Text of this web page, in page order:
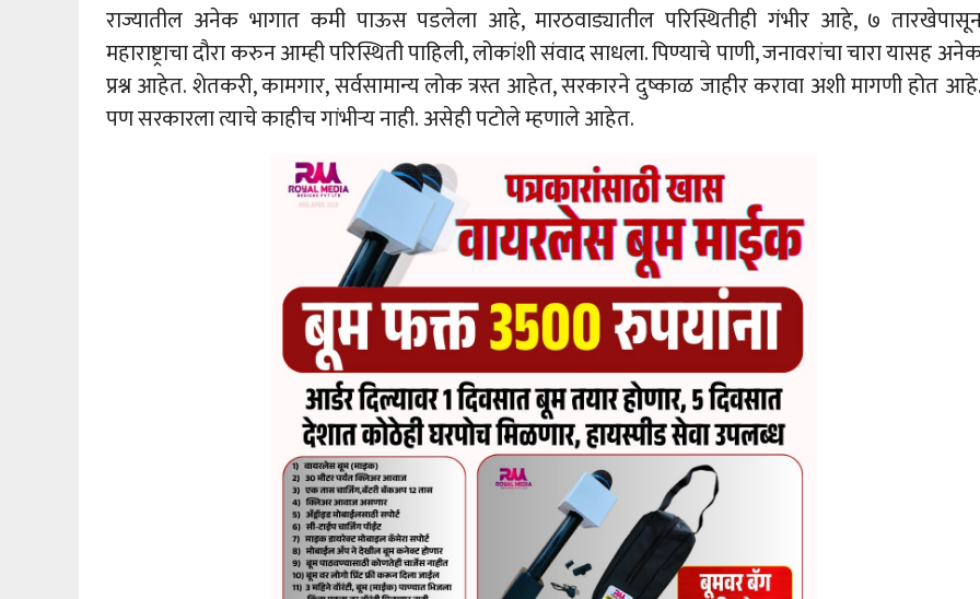
राज्यातील अनेक भागात कमी पाऊस पडलेला आहे, मारठवाड्यातील परिस्थितीही गंभीर आहे, ७
महाराष्ट्राचा दौरा करुन आम्ही परिस्थिती पाहिली, लोकांशी संवाद साधला. पिण्याचे पाणी, जनावरांचा चारा यासह
प्रश्न आहेत. शेतकरी, कामगार, सर्वसामान्य लोक त्रस्त आहेत, सरकारने दुष्काळ जाहीर करावा अशी मागणी होत
पण सरकारला त्याचे काहीच गांभीऱ्य नाही. असेही पटोले म्हणाले आहेत.